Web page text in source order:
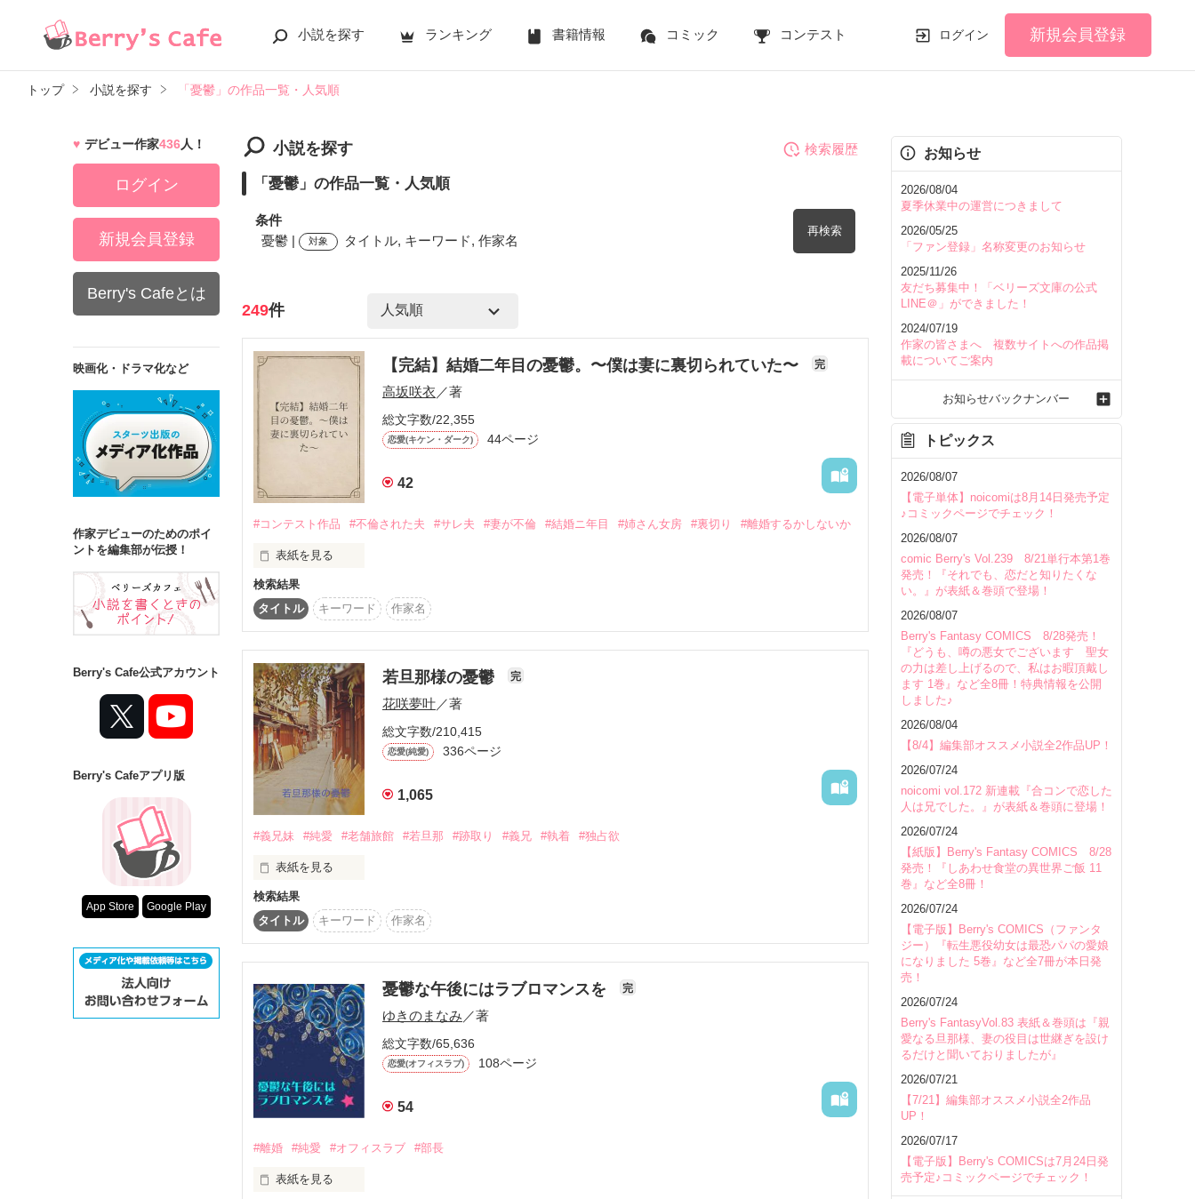
小説を探す ランキング 書籍情報 コミック コンテスト ログイン 新規会員登録
トップ 小説を探す 「憂鬱」の作品一覧・人気順
小説を探す
「憂鬱」の作品一覧・人気順
条件
憂鬱 |
対象 タイトル, キーワード, 作家名
再検索
検索ワード
を含む
詳しく検索
タイトル
ジャンル
ステータス
全て
完結
作品の長さ
長編
中編 短編
コンテスト
超短編！フェチから始まる溺愛コンテスト
スターツ出版小説投稿サイト合同企画「1話からの長編大賞」ベリーズカフェ会場
その他の条件
動画あり
検索履歴
249件
【完結】結婚二年目の憂鬱。〜僕は妻に裏切られていた〜 完
高坂咲衣 ／著
総文字数/22,355
恋愛(キケン・ダーク) 44ページ
42
#コンテスト作品 #不倫された夫 #サレ夫 #妻が不倫 #結婚ニ年目 #姉さん女房 #裏切り #離婚するかしないか
表紙を見る
結婚して二年目の僕たち。僕は妻のことが大好きなんだ。
だから僕たちは、これからもずっと夫婦でいれると思っていた。
それなのにーーー。
「何、やってんの……里織（りお）？」
「えっ、大輝……！？」
ーーー妻の里織は、俺がいない間に不倫していた。
妻は俺たちが寝ている寝室に、別の男を連れこんでいたんだ。
短編コンテスト作品【不倫】参加作品、第二弾。
今回はサレ夫目線でお送りします。
妻の不倫は、許すべきか？それとも……。
検索結果
タイトル
キーワード 作家名
若旦那様の憂鬱 完
花咲夢叶／著
総文字数/210,415
恋愛(純愛) 336ページ
1,065
#義兄妹 #純愛 #老舗旅館 #若旦那 #跡取り #義兄 #執着 #独占欲
表紙を見る
温泉街の老舗旅館『一橋旅館』
若旦那　一橋　柊生
義妹　　一橋　花
（ひとつばし　はな）20歳
始めて彼に会ったのは10歳の時、
一目惚れした彼が義兄になったのは15歳の夏。
好きだという気持ちをひたすら隠し、
拗れにこじれた花の片想いは、
なかなか消える事も無く、
検索結果
タイトル
キーワード 作家名
憂鬱な午後にはラブロマンスを 完
ゆきのまなみ ／著
総文字数/65,636
恋愛(オフィスラブ) 108ページ
54
#離婚 #純愛 #オフィスラブ #部長
表紙を見る
デビュー作家436人！
ログイン
新規会員登録
Berry's Cafeとは
映画化・ドラマ化など
作家デビューのためのポイ
ントを編集部が伝授！
Berry's Cafe公式アカウント
Berry's Cafeアプリ版
App Store Google Play
お知らせ
2026/08/04
夏季休業中の運営につきまして
2026/05/25
「ファン登録」名称変更のお知らせ
2025/11/26
友だち募集中！「ベリーズ文庫の公式
LINE＠」ができました！
2024/07/19
作家の皆さまへ 複数サイトへの作品掲
載についてご案内
お知らせバックナンバー
トピックス
2026/08/07
【電子単体】noicomiは8月14日発売予定
♪コミックページでチェック！
2026/08/07
comic Berry's Vol.239 8/21単行本第1巻
発売！『それでも、恋だと知りたくな
い。』が表紙＆巻頭で登場！
2026/08/07
Berry's Fantasy COMICS 8/28発売！
『どうも、噂の悪女でございます 聖女
の力は差し上げるので、私はお暇頂戴し
ます 1巻』など全8冊！特典情報を公開
しました♪
2026/08/04
【8/4】編集部オススメ小説全2作品UP！
2026/07/24
noicomi vol.172 新連載『合コンで恋した
人は兄でした。』が表紙＆巻頭に登場！
2026/07/24
【紙版】Berry's Fantasy COMICS 8/28
発売！『しあわせ食堂の異世界ご飯 11
巻』など全8冊！
2026/07/24
【電子版】Berry's COMICS（ファンタ
ジー）『転生悪役幼女は最恐パパの愛娘
になりました 5巻』など全7冊が本日発
売！
2026/07/24
Berry's FantasyVol.83 表紙＆巻頭は『親
愛なる旦那様、妻の役目は世継ぎを設け
るだけと聞いておりましたが』
2026/07/21
【7/21】編集部オススメ小説全2作品
UP！
2026/07/17
【電子版】Berry's COMICSは7月24日発
売予定♪コミックページでチェック！